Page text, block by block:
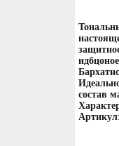
состав